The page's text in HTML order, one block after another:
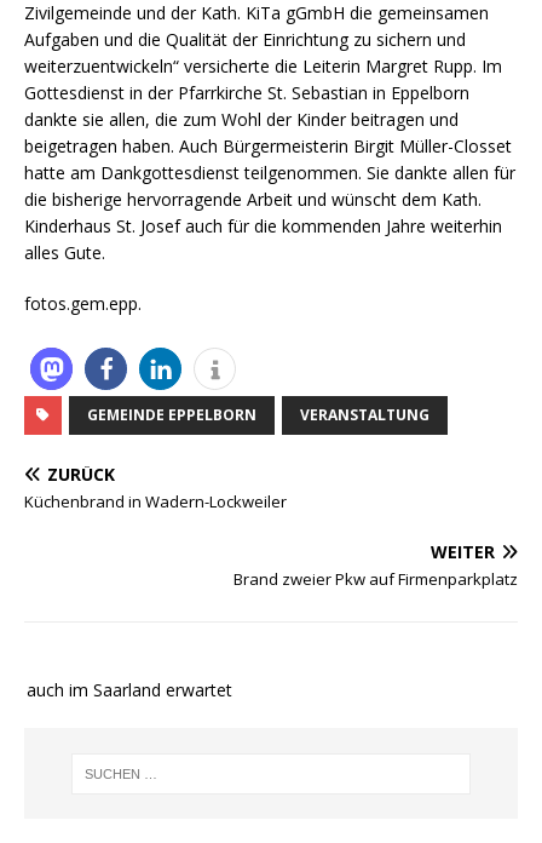
Zivilgemeinde und der Kath. KiTa gGmbH die gemeinsamen
Aufgaben und die Qualität der Einrichtung zu sichern und
weiterzuentwickeln“ versicherte die Leiterin Margret Rupp. Im
Gottesdienst in der Pfarrkirche St. Sebastian in Eppelborn
dankte sie allen, die zum Wohl der Kinder beitragen und
beigetragen haben. Auch Bürgermeisterin Birgit Müller-Closset
hatte am Dankgottesdienst teilgenommen. Sie dankte allen für
die bisherige hervorragende Arbeit und wünscht dem Kath.
Kinderhaus St. Josef auch für die kommenden Jahre weiterhin
alles Gute.
fotos.gem.epp.
GEMEINDE EPPELBORN VERANSTALTUNG
ZURÜCK
Küchenbrand in Wadern-Lockweiler
WEITER
Brand zweier Pkw auf Firmenparkplatz
auch im Saarland erwartet